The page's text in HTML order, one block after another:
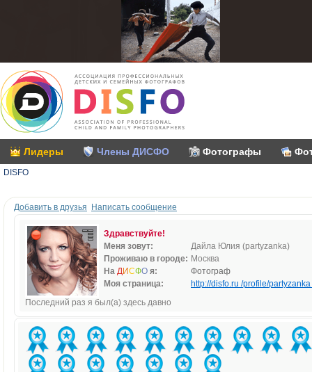
Лидеры Члены ДИСФО Фотографы
DISFO
Добавить в друзья Написать сообщение
Здравствуйте!
Меня зовут:
Дайла Юлия (partyzanka)
Проживаю в городе: Москва
На ДИСФО я:
Фотограф
Моя страница:
http://disfo.ru /profile/partyzanka
Последний раз я был(а) здесь давно